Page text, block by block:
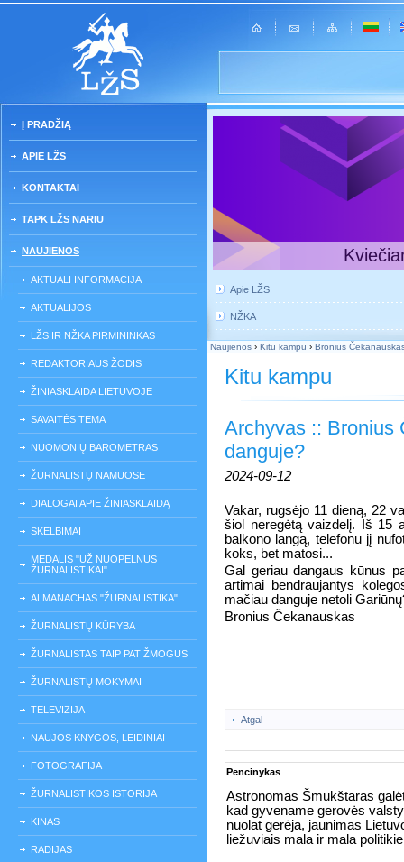
Į PRADŽIĄ
APIE LŽS
KONTAKTAI
TAPK LŽS NARIU
NAUJIENOS
AKTUALI INFORMACIJA
AKTUALIJOS
LŽS IR NŽKA PIRMININKAS
REDAKTORIAUS ŽODIS
ŽINIASKLAIDA LIETUVOJE
SAVAITĖS TEMA
NUOMONIŲ BAROMETRAS
ŽURNALISTŲ NAMUOSE
DIALOGAI APIE ŽINIASKLAIDĄ
SKELBIMAI
MEDALIS "UŽ NUOPELNUS
ŽURNALISTIKAI"
ALMANACHAS "ŽURNALISTIKA"
ŽURNALISTŲ KŪRYBA
ŽURNALISTAS TAIP PAT ŽMOGUS
ŽURNALISTŲ MOKYMAI
TELEVIZIJA
NAUJOS KNYGOS, LEIDINIAI
FOTOGRAFIJA
ŽURNALISTIKOS ISTORIJA
KINAS
RADIJAS
Apie LŽS
NŽKA
Naujienos › Kitu kampu › Bronius
Kitu kampu
Archyvas :: Bronius
danguje?
2024-09-12
Vakar, rugsėjo 11 dieną, 22
šiol neregėtą vaizdelį. Iš 15
balkono langą, telefonu jį
koks, bet matosi...
Gal geriau dangaus kūnus
artimai bendraujantys
mačiau danguje netoli
Bronius Čekanauskas
Atgal
Pencinykas
Astronomas Šmukštaras
kad gyvename gerovės
nuolat gerėja, jaunimas
liežuviais mala ir mala